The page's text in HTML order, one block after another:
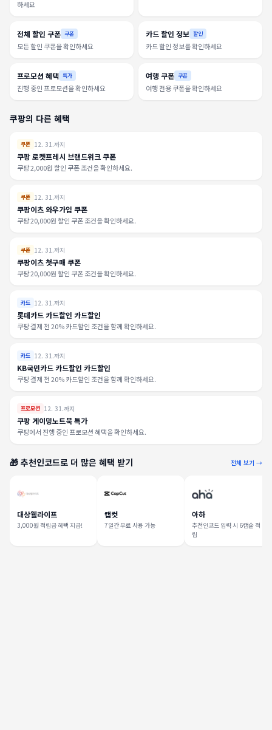
하세요
전체 할인 쿠폰 쿠폰
모든 할인 쿠폰을 확인하세요
카드 할인 정보 할인
카드 할인 정보를 확인하세요
프로모션 혜택 특가
진행 중인 프로모션을 확인하세요
여행 쿠폰 쿠폰
여행 전용 쿠폰을 확인하세요
쿠팡의 다른 혜택
쿠폰 12. 31.까지
쿠팡 로켓프레시 브랜드위크 쿠폰
쿠팡 2,000원 할인 쿠폰 조건을 확인하세요.
쿠폰 12. 31.까지
쿠팡이츠 와우가입 쿠폰
쿠팡 20,000원 할인 쿠폰 조건을 확인하세요.
쿠폰 12. 31.까지
쿠팡이츠 첫구매 쿠폰
쿠팡 20,000원 할인 쿠폰 조건을 확인하세요.
카드 12. 31.까지
롯데카드 카드할인 카드할인
쿠팡 결제 전 20% 카드할인 조건을 함께 확인하세요.
카드 12. 31.까지
KB국민카드 카드할인 카드할인
쿠팡 결제 전 20% 카드할인 조건을 함께 확인하세요.
프로모션 12. 31.까지
쿠팡 게이밍노트북 특가
쿠팡에서 진행 중인 프로모션 혜택을 확인하세요.
🎁 추천인코드로 더 많은 혜택 받기 전체 보기 →
대상웰라이프
3,000원 적립금 혜택 지급!
캡컷
7일간 무료 사용 가능
아하
추천인코드 입력 시 6캡슐 적
립